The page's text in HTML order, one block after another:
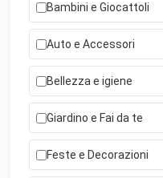
Bambini e Giocattoli
Auto e Accessori
Bellezza e igiene
Giardino e Fai da te
Feste e Decorazioni